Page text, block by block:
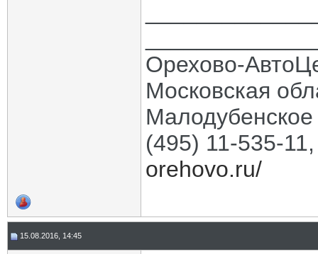
Орехово-
Московская
(495) 11-535-
orehovo.ru/
15.08.2016, 14:45